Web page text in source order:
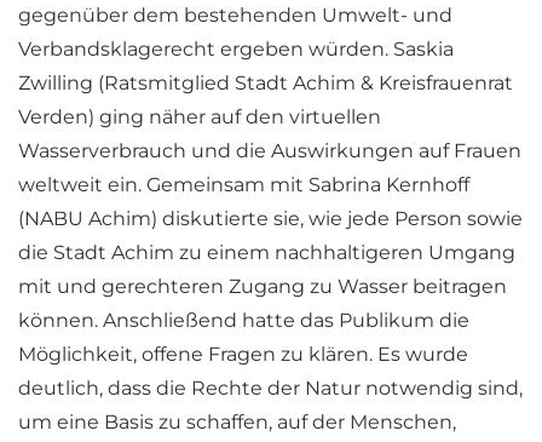
gegenüber dem bestehenden Umwelt- und
Verbandsklagerecht ergeben würden. Saskia
Zwilling (Ratsmitglied Stadt Achim & Kreisfrauenrat
Verden) ging näher auf den virtuellen
Wasserverbrauch und die Auswirkungen auf Frauen
weltweit ein. Gemeinsam mit Sabrina Kernhoff
(NABU Achim) diskutierte sie, wie jede Person sowie
die Stadt Achim zu einem nachhaltigeren Umgang
mit und gerechteren Zugang zu Wasser beitragen
können. Anschließend hatte das Publikum die
Möglichkeit, offene Fragen zu klären. Es wurde
deutlich, dass die Rechte der Natur notwendig sind,
um eine Basis zu schaffen, auf der Menschen,